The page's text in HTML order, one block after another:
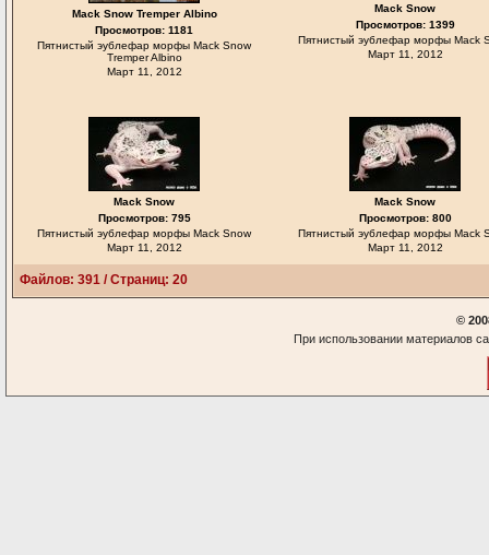
Mack Snow Tremper Albino
Просмотров: 1181
Пятнистый эублефар морфы Mack Snow
Tremper Albino
Март 11, 2012
Mack Snow
Просмотров: 1399
Пятнистый эублефар морфы Mack
Март 11, 2012
Mack Snow
Просмотров: 795
Пятнистый эублефар морфы Mack Snow
Март 11, 2012
Mack Snow
Просмотров: 800
Пятнистый эублефар морфы Mack
Март 11, 2012
Файлов: 391 / Страниц: 20
©
При использовании материалов